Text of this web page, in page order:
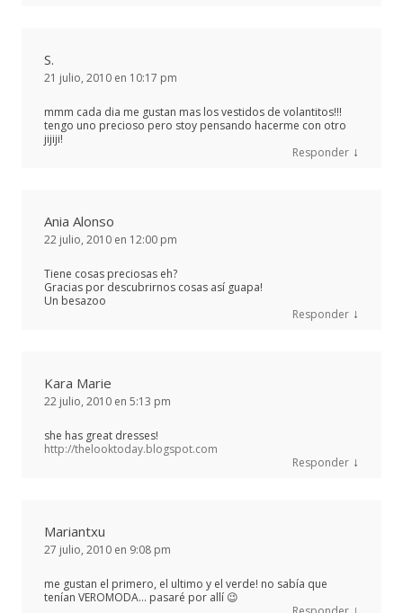
S.
21 julio, 2010 en 10:17 pm
mmm cada dia me gustan mas los vestidos de volantitos!!!
tengo uno precioso pero stoy pensando hacerme con otro
jijiji!
Responder ↓
Ania Alonso
22 julio, 2010 en 12:00 pm
Tiene cosas preciosas eh?
Gracias por descubrirnos cosas así guapa!
Un besazoo
Responder ↓
Kara Marie
22 julio, 2010 en 5:13 pm
she has great dresses!
http://thelooktoday.blogspot.com
Responder ↓
Mariantxu
27 julio, 2010 en 9:08 pm
me gustan el primero, el ultimo y el verde! no sabía que
tenían VEROMODA… pasaré por allí 😉